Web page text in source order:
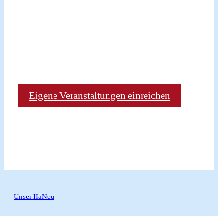
Eigene Veranstaltungen einreichen
Unser HaNeu